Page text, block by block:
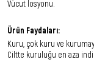
Vücut losyonu.
Ürün Faydaları:
Kuru, çok kuru ve
Ciltte kuruluğu en aza